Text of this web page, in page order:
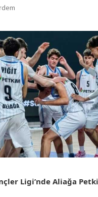
Ligi’nde Aliağa